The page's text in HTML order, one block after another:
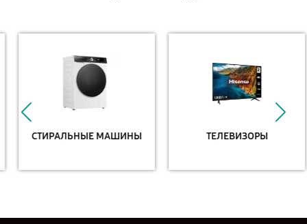
СТИРАЛЬНЫЕ МАШИНЫ ТЕЛЕВИЗОРЫ